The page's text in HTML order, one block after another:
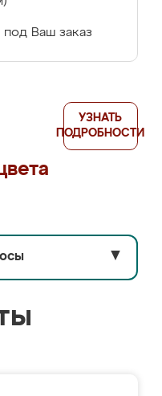
Ваш заказ
УЗНАТЬ
ПОДРОБНОСТИ
▼